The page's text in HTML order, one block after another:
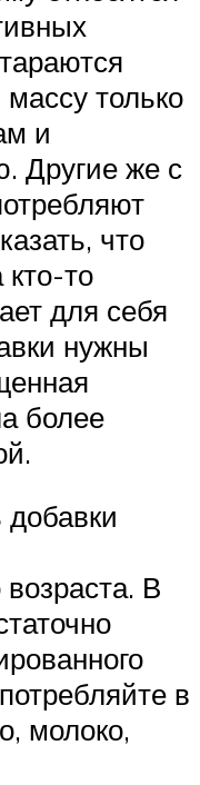
только
и
Другие же с
что
то
для себя
нужны
более
добавки
В
в
молоко,